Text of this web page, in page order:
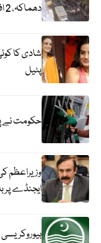
دھماکہ، 2 افراد جاں بحق، متعدد زخمی
شادی کا
پٹیل
حکومت نے
وزیراعظم
ایجنڈے